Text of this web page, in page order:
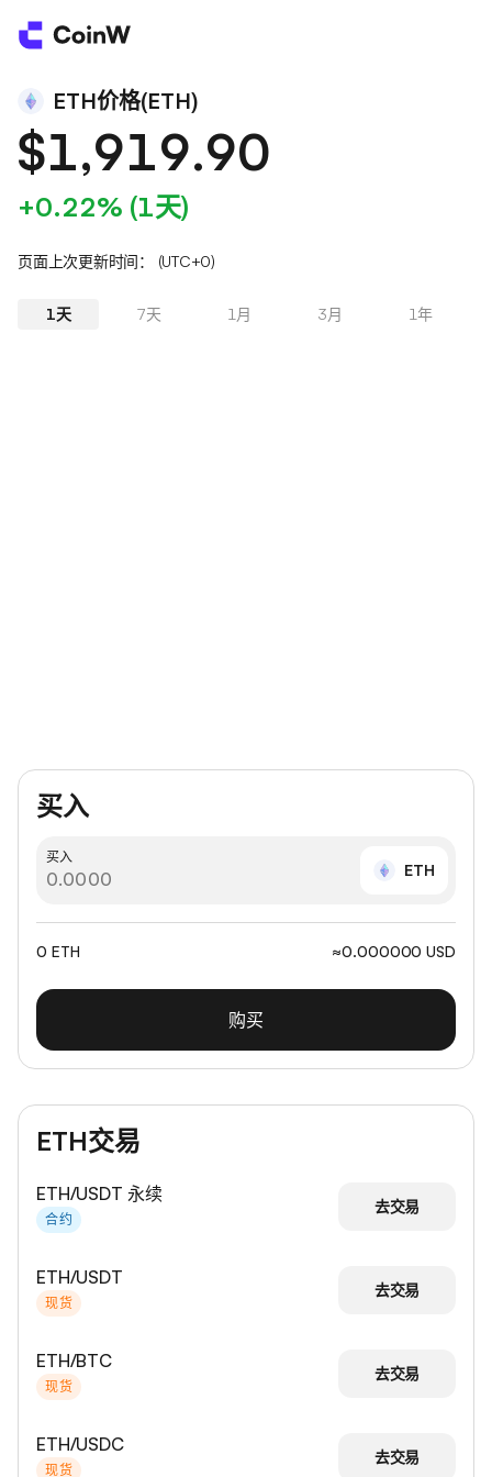
ETH价格(ETH)
$1,919.90
+0.22% (1天)
页面上次更新时间： (UTC+0)
1天 7天 1月 3月 1年
买入
买入
ETH
0 ETH ≈0.000000 USD
购买
ETH交易
ETH/USDT 永续
合约
去交易
ETH/USDT
现货
去交易
ETH/BTC
现货
去交易
ETH/USDC
现货
去交易